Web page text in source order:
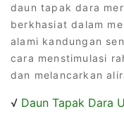
daun tapak dara
berkhasiat dalam
alami kandungan
cara menstimulasi
dan melancarkan
√ Daun Tapak Dara